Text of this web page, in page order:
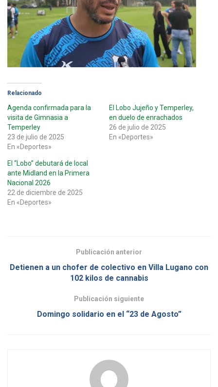
Relacionado
Agenda confirmada para la
visita de Gimnasia a
Temperley
23 de julio de 2025
En «Deportes»
El Lobo Jujeño y Temperley,
en duelo de enrachados
26 de julio de 2025
En «Deportes»
El “Lobo” debutará de local
ante Midland en la Primera
Nacional 2026
22 de diciembre de 2025
En «Deportes»
Publicación anterior
Detienen a un chofer de colectivo en Villa Lugano con
102 kilos de cannabis
Publicación siguiente
Domingo solidario en el “23 de Agosto”